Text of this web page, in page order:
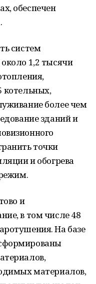
обеспечен
систем
1,2 тысячи
котельных,
более чем
зданий и
точки
и обогрева
и
в том числе 48
На базе
материалов,